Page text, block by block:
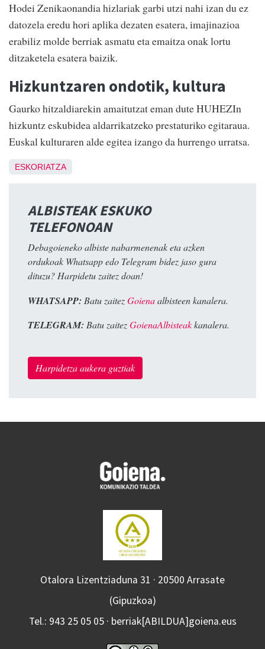
Hodei Zenikaonandia hizlariak garbi utzi nahi izan du ez
datozela eredu hori aplika dezaten esatera, imajinazioa
erabiliz molde berriak asmatu eta emaitza onak lortu
ditzaketela esatera baizik.
Hizkuntzaren ondotik, kultura
Gaurko hitzaldiarekin amaitutzat eman dute HUHEZIn
hizkuntz eskubidea aldarrikatzeko prestaturiko egitaraua.
Euskal kulturaren alde egitea izango da hurrengo urratsa.
ESKORIATZA
ALBISTEAK ESKUKO
TELEFONOAN
Debagoieneko albiste nabarmenenak eta azken
ordukoak Whatsapp edo Telegram bidez jaso gura
dituzu? Harpidetu zaitez doan!
WHATSAPP: Batu zaitezGoienaalbisteen kanalera.
TELEGRAM: Batu zaitezGoienaAlbisteakkanalera.
Harpidetza aukera guztiak
Otalora Lizentziaduna 31 · 20500 Arrasate
(Gipuzkoa)
Tel.: 943 25 05 05 · berriak[ABILDUA]goiena.eus